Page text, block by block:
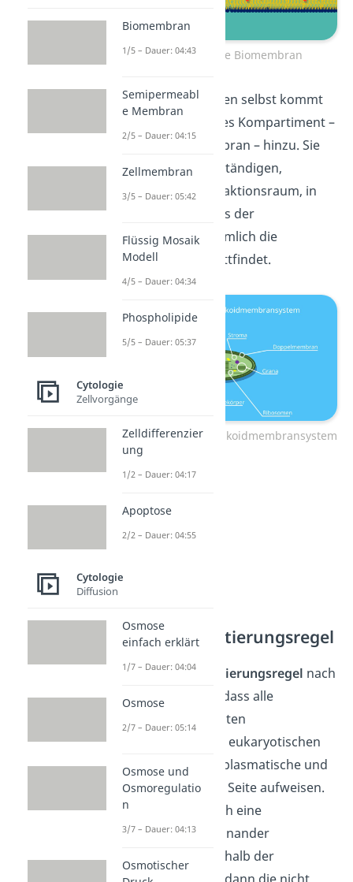
Semipermeable Biomembran
In den Chloroplasten selbst kommt
sogar noch weiteres Kompartiment –
die Thylakoidmembran – hinzu. Sie
bildet einen eigenständigen,
stapelförmigen Reaktionsraum, in
dem ein Teilprozess der
Photosynthese, nämlich die
Lichtreaktion
, stattfindet.
Chloroplast mit Thylakoidmembransystem
Kompartimentierungsregel
Die Kompartimentierungsregel nach
E.Schnepf besagt, dass alle
membranumgrenzten
Reaktionsräume in eukaryotischen
Zellen immer eine plasmatische und
nicht plasmatische Seite aufweisen.
Diese werden durch eine
Biomembran voneinander
abgegrenzt. Außerhalb der
Biomembran
1/5 – Dauer: 04:43
Semipermeabl
e Membran
2/5 – Dauer: 04:15
Zellmembran
3/5 – Dauer: 05:42
Flüssig Mosaik
Modell
4/5 – Dauer: 04:34
Phospholipide
5/5 – Dauer: 05:37
Cytologie
Zellvorgänge
Zelldifferenzier
ung
1/2 – Dauer: 04:17
Apoptose
2/2 – Dauer: 04:55
Cytologie
Diffusion
Osmose
einfach erklärt
1/7 – Dauer: 04:04
Osmose
2/7 – Dauer: 05:14
Osmose und
Osmoregulatio
n
3/7 – Dauer: 04:13
Osmotischer